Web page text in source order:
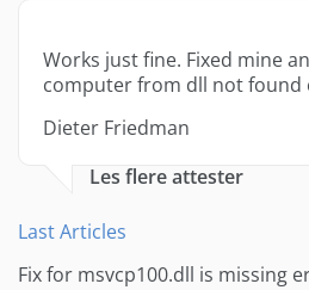
Works just fine. Fixed mine
computer from dll not found
Dieter Friedman
Les flere attester
Last Articles
Fix for msvcp100.dll is missing